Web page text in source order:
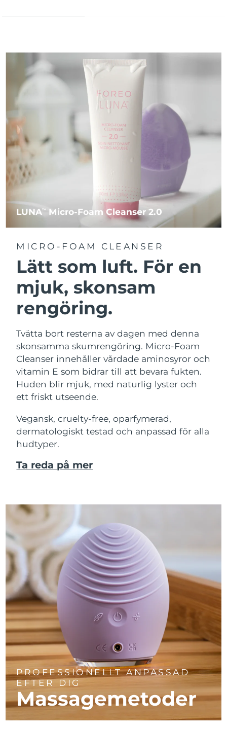
LUNATM Micro-Foam Cleanser 2.0
MICRO-FOAM CLEANSER
Lätt som luft. För en
mjuk, skonsam
rengöring.
Tvätta bort resterna av dagen med denna
skonsamma skumrengöring. Micro-Foam
Cleanser innehåller vårdade aminosyror och
vitamin E som bidrar till att bevara fukten.
Huden blir mjuk, med naturlig lyster och
ett friskt utseende.
Vegansk, cruelty-free, oparfymerad,
dermatologiskt testad och anpassad för alla
hudtyper.
Ta reda på mer
PROFESSIONELLT ANPASSAD
EFTER DIG
Massagemetoder